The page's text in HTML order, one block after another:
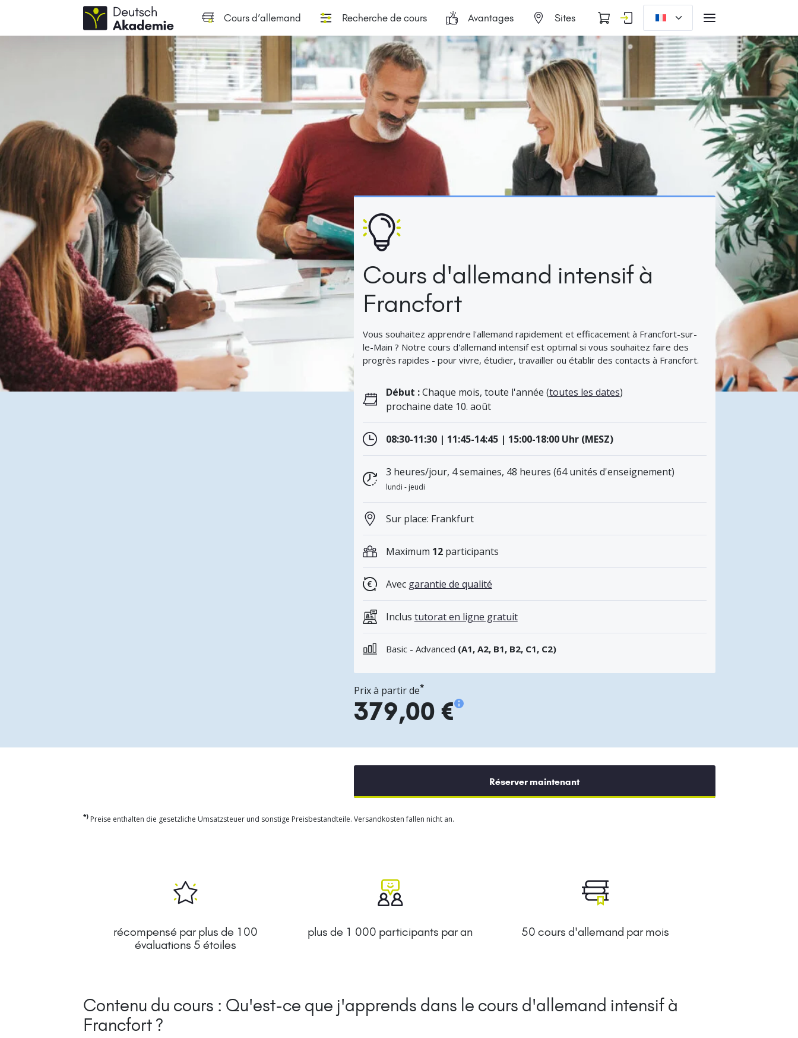
Cours d’allemand Recherche de cours Avantages Sites
Cours d'allemand intensif à
Francfort
Vous souhaitez apprendre l'allemand rapidement et efficacement à Francfort-sur-
le-Main ? Notre cours d'allemand intensif est optimal si vous souhaitez faire des
progrès rapides - pour vivre, étudier, travailler ou établir des contacts à Francfort.
Début :Chaque mois, toute l'année (toutes les dates)
prochaine date 10. août
08:30-11:30 | 11:45-14:45 | 15:00-18:00 Uhr (MESZ)
3 heures/jour, 4 semaines, 48 heures (64 unités d'enseignement)
lundi - jeudi
Sur place: Frankfurt
Maximum 12participants
Avec garantie de qualité
Inclus tutorat en ligne gratuit
Basic - Advanced (A1, A2, B1, B2, C1, C2)
Prix à partir de*
379,00 €
Réserver maintenant
*)Preise enthalten die gesetzliche Umsatzsteuer und sonstige Preisbestandteile. Versandkosten fallen nicht an.
récompensé par plus de 100
évaluations 5 étoiles
plus de 1 000 participants par an 50 cours d'allemand par mois
Contenu du cours : Qu'est-ce que j'apprends dans le cours d'allemand intensif à
Francfort ?